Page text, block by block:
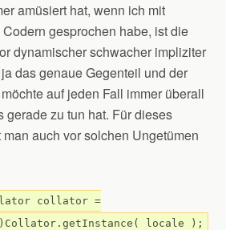
amüsiert hat, wenn ich mit
gesprochen habe, ist die
dynamischer schwacher impliziter
das genaue Gegenteil und der
auf jeden Fall immer überall
gerade zu tun hat. Für dieses
auch vor solchen Ungetümen
collator =
locale );